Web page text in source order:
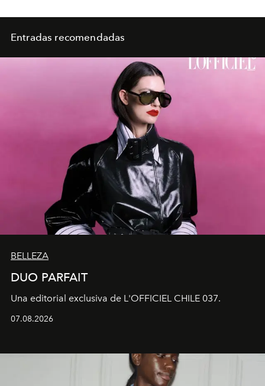
Entradas recomendadas
BELLEZA
DUO PARFAIT
Una editorial exclusiva de L'OFFICIEL CHILE 037.
07.08.2026